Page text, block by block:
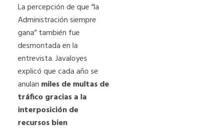
La percepción de que “la
Administración siempre
gana” también fue
desmontada en la
entrevista. Javaloyes
explicó que cada año se
anulan miles de multas de
tráfico gracias a la
interposición de
recursos bien